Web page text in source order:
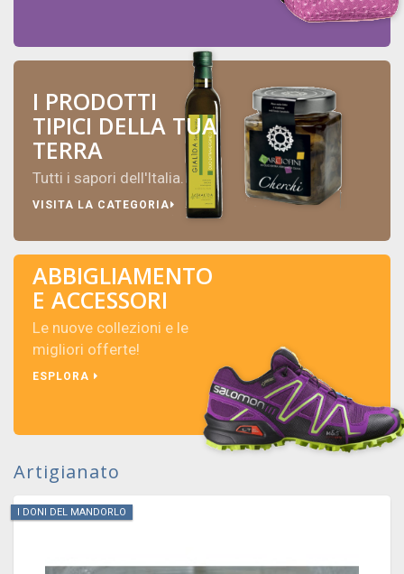
I PRODOTTI
TIPICI DELLA TUA
TERRA
Tutti i sapori dell'Italia.
VISITA LA CATEGORIA
ABBIGLIAMENTO
E ACCESSORI
Le nuove collezioni e le
migliori offerte!
ESPLORA
Artigianato
I DONI DEL MANDORLO